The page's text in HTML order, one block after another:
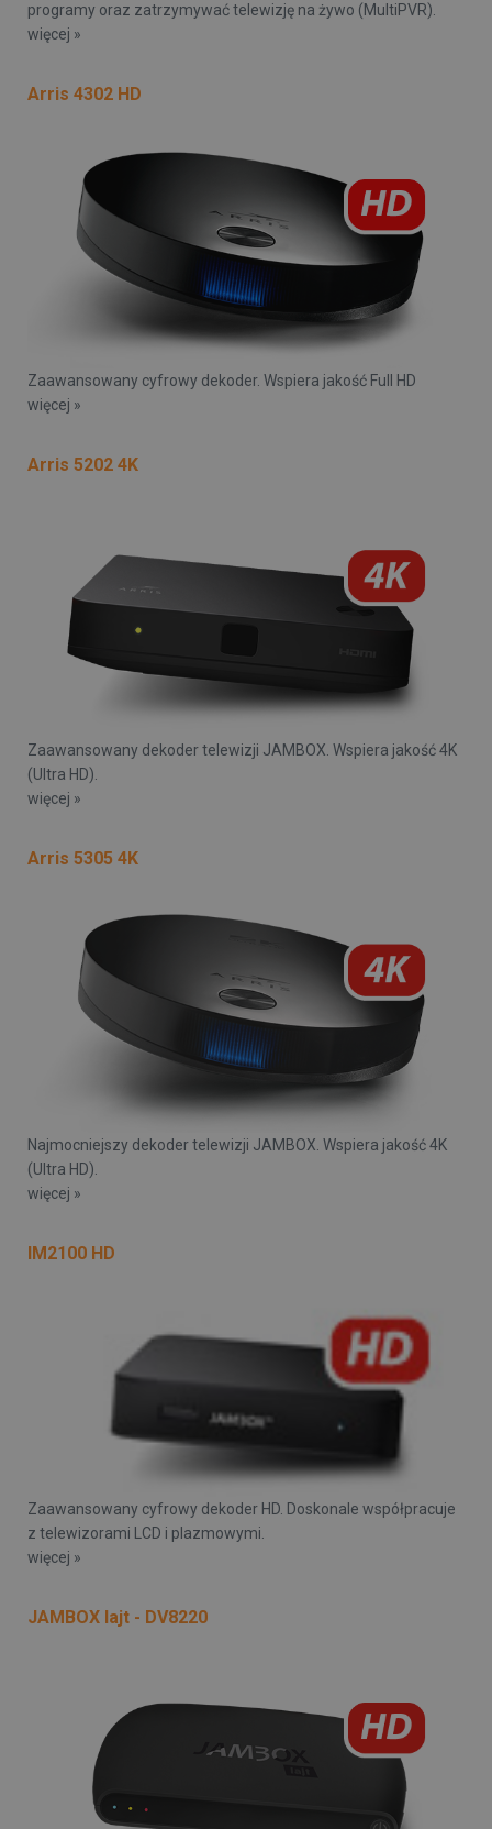
programy oraz zatrzymywać telewizję na żywo (MultiPVR).
więcej »
Arris 4302 HD
Zaawansowany cyfrowy dekoder. Wspiera jakość Full HD
więcej »
Arris 5202 4K
Zaawansowany dekoder telewizji JAMBOX. Wspiera jakość 4K
(Ultra HD).
więcej »
Arris 5305 4K
Najmocniejszy dekoder telewizji JAMBOX. Wspiera jakość 4K
(Ultra HD).
więcej »
IM2100 HD
Zaawansowany cyfrowy dekoder HD. Doskonale współpracuje
z telewizorami LCD i plazmowymi.
więcej »
JAMBOX lajt - DV8220